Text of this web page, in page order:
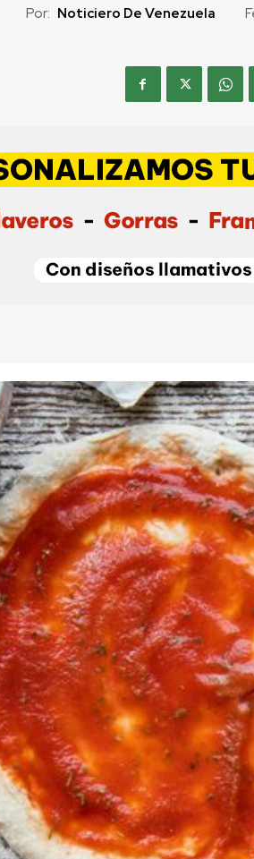
Por: Noticiero De Venezuela